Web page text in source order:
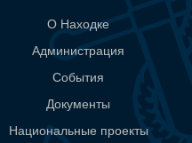
О Находке
Администрация
События
Документы
Национальные проекты